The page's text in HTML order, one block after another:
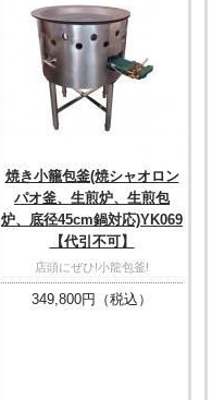
焼き小籠包釜(焼シャオロン
パオ釜、生煎炉、生煎包
炉、底径45cm鍋対応)YK069
【代引不可】
店頭にぜひ!小龍包釜!
349,800円（税込）